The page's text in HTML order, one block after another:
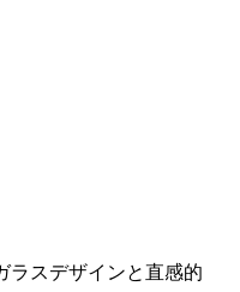
ラスデザインと直感的